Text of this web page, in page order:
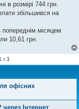
в розмірі 744 грн.
збільшився на
місяцем
10,61 грн.
з 1
офісних
Інтернет